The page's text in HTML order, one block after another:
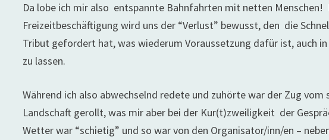
Da lobe ich mir also entspannte Bahnfahrten mit netten Menschen!
Freizeitbeschäftigung wird uns der “Verlust” bewusst, den die
Tribut gefordert hat, was wiederum Voraussetzung dafür ist, auch
zu lassen.
Während ich also abwechselnd redete und zuhörte war der Zug
Landschaft gerollt, was mir aber bei der Kur(t)zweiligkeit der
Wetter war “schietig” und so war von den Organisator/inn/en –